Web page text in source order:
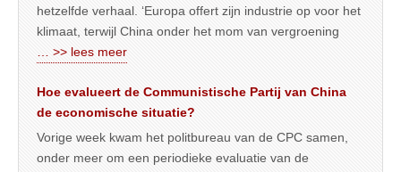
hetzelfde verhaal. ‘Europa offert zijn industrie op voor het
klimaat, terwijl China onder het mom van vergroening
… >> lees meer
Hoe evalueert de Communistische Partij van China
de economische situatie?
Vorige week kwam het politbureau van de CPC samen,
onder meer om een periodieke evaluatie van de